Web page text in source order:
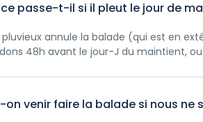
ce passe-t-il si il pleut le jour de
annule la balade (qui est en
48h avant le jour-J du maintient,
on venir faire la balade si nous ne